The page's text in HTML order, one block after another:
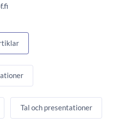
Tal och presentationer